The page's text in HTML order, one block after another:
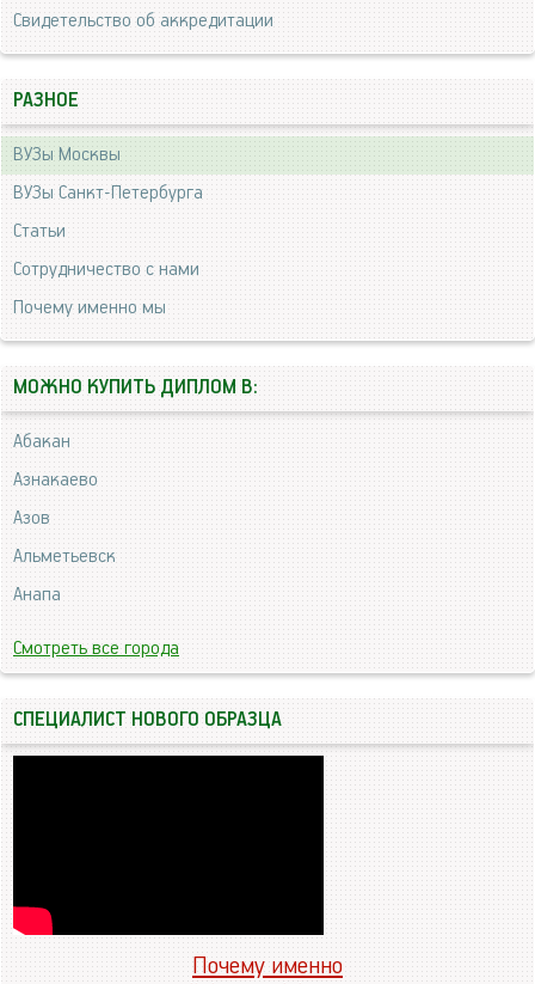
Свидетельство об аккредитации
РАЗНОЕ
ВУЗы Москвы
ВУЗы Санкт-Петербурга
Статьи
Сотрудничество с нами
Почему именно мы
МОЖНО КУПИТЬ ДИПЛОМ В:
Абакан
Азнакаево
Азов
Альметьевск
Анапа
Смотреть все города
СПЕЦИАЛИСТ НОВОГО ОБРАЗЦА
Почему именно